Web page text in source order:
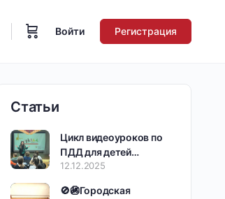
Войти Регистрация
Статьи
Цикл видеоуроков по
ПДД для детей…
12.12.2025
🚫🚳Городская